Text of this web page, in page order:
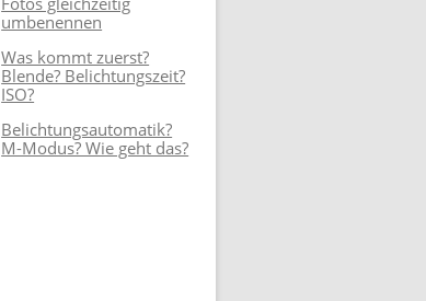
umbenennen
Was kommt zuerst?
Blende? Belichtungszeit?
ISO?
Belichtungsautomatik?
M-Modus? Wie geht das?